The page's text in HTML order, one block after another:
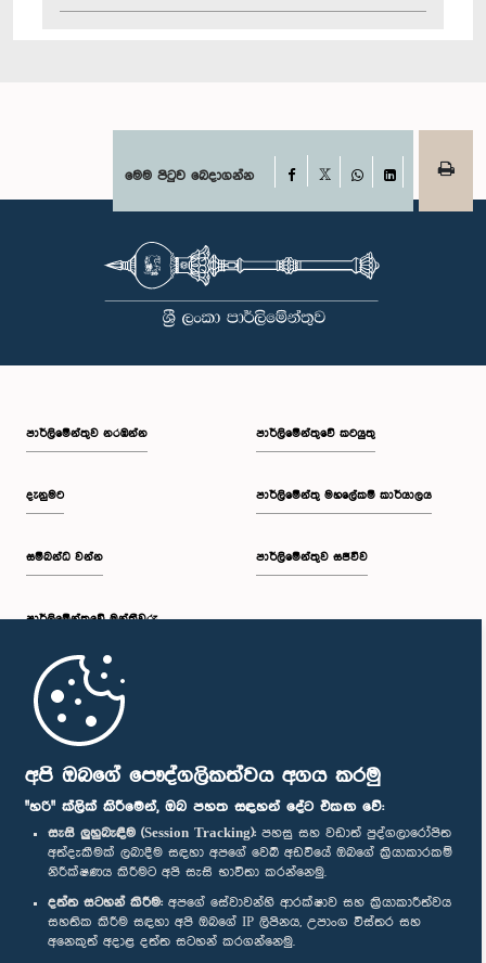
අපි ඔබගේ පෞද්ගලිකත්වය අගය කරමු
"හරි" ක්ලික් කිරීමෙන්, ඔබ පහත සඳහන් දේට එකඟ වේ:
සැසි ලුහුබැඳීම (Session Tracking): පහසු සහ වඩාත් පුද්ගලාරෝපිත
අත්දැකීමක් ලබාදීම සඳහා අපගේ වෙබ් අඩවියේ ඔබගේ ක්‍රියාකාරකම්
නිරීක්ෂණය කිරීමට අපි සැසි භාවිතා කරන්නෙමු.
දත්ත සටහන් කිරීම: අපගේ සේවාවන්හි ආරක්ෂාව සහ ක්‍රියාකාරීත්වය
සහතික කිරීම සඳහා අපි ඔබගේ IP ලිපිනය, උපාංග විස්තර සහ
අනෙකුත් අදාළ දත්ත සටහන් කරගන්නෙමු.
මෙම පිටුව බෙදාගන්න Facebook
WhatsAppLinkedIn
පාර්ලි‌මේන්තුව නරඹන්න
දැනුමට
සම්බන්ධ වන්න
පාර්ලි‌මේන්තුවේ මන්ත්‍රීවරු
මුල් පිටුව
පාර්ලිමේන්තුවේ කටයුතු
පාර්ලිමේන්තු මහලේකම් කාර්යාලය
පාර්ලිමේන්තුව සජීවීව
පාර්ලිමේන්තු ජංගම යෙදුම
අප හා සම්බන්ධ වී සිටින්න :